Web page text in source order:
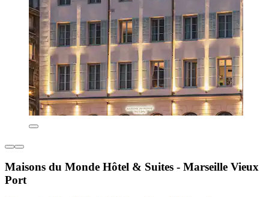
Maisons du Monde Hôtel & Suites - Marseille Vieux
Port